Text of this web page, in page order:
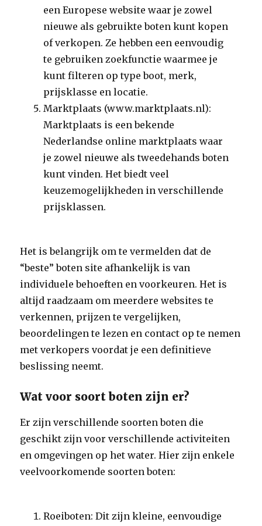
een Europese website waar je zowel
nieuwe als gebruikte boten kunt kopen
of verkopen. Ze hebben een eenvoudig
te gebruiken zoekfunctie waarmee je
kunt filteren op type boot, merk,
prijsklasse en locatie.
Marktplaats (www.marktplaats.nl):
Marktplaats is een bekende
Nederlandse online marktplaats waar
je zowel nieuwe als tweedehands boten
kunt vinden. Het biedt veel
keuzemogelijkheden in verschillende
prijsklassen.
Het is belangrijk om te vermelden dat de
“beste” boten site afhankelijk is van
individuele behoeften en voorkeuren. Het is
altijd raadzaam om meerdere websites te
verkennen, prijzen te vergelijken,
beoordelingen te lezen en contact op te nemen
met verkopers voordat je een definitieve
beslissing neemt.
Wat voor soort boten zijn er?
Er zijn verschillende soorten boten die
geschikt zijn voor verschillende activiteiten
en omgevingen op het water. Hier zijn enkele
veelvoorkomende soorten boten:
Roeiboten: Dit zijn kleine, eenvoudige